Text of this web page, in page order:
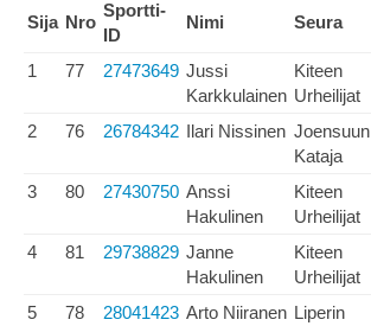
Sija Nro
Sportti-
ID
Nimi Seura
1 77 27473649 Jussi
Karkkulainen
Kiteen
Urheilijat
2 76 26784342 Ilari Nissinen Joensuun
Kataja
3 80 27430750 Anssi
Hakulinen
Kiteen
Urheilijat
4 81 29738829 Janne
Hakulinen
Kiteen
Urheilijat
5 78 28041423 Arto Niiranen Liperin